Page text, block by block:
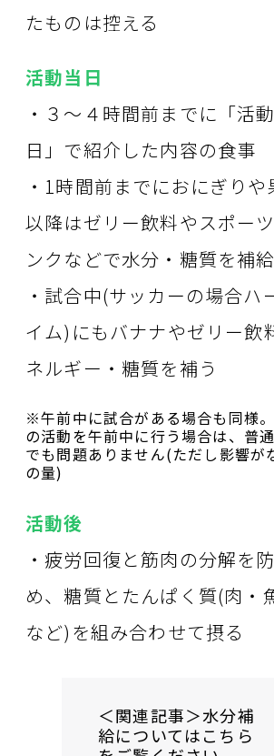
たものは控える
活動当日
・３〜４時間前までに「活
日」で紹介した内容の食事
・1時間前までにおにぎりや
以降はゼリー飲料やスポー
ンクなどで水分・糖質を補
・試合中(サッカーの場合ハ
イム)にもバナナやゼリー飲
ネルギー・糖質を補う
※午前中に試合がある場合も同様
の活動を午前中に行う場合は、普
でも問題ありません(ただし影響が
の量)
活動後
・疲労回復と筋肉の分解を
め、糖質とたんぱく質(肉・
など)を組み合わせて摂る
＜関連記事＞水分補
給についてはこちら